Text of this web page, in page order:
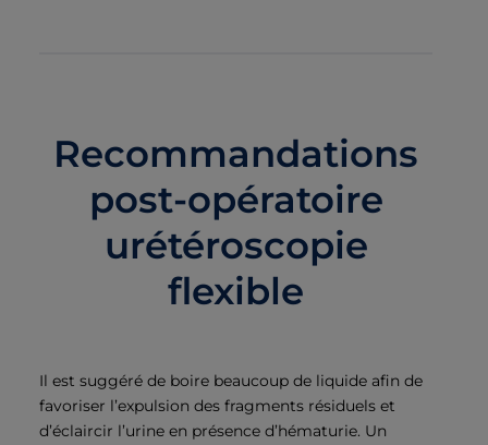
Recommandations
post-opératoire
urétéroscopie
flexible
Il est suggéré de boire beaucoup de liquide afin de
favoriser l’expulsion des fragments résiduels et
d’éclaircir l’urine en présence d’hématurie. Un